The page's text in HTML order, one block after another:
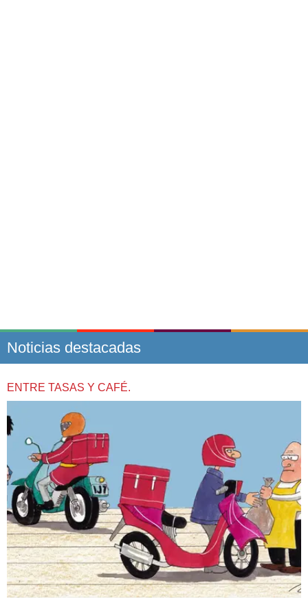
Noticias destacadas
ENTRE TASAS Y CAFÉ.